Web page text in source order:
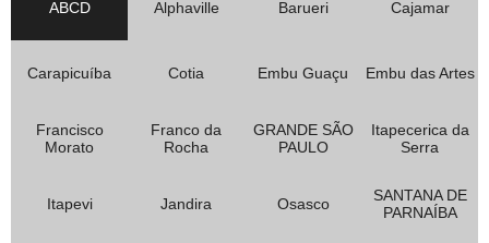
ABCD Alphaville Barueri Cajamar
Carapicuíba Cotia Embu Guaçu Embu das Artes
Francisco
Morato
Franco da
Rocha
GRANDE SÃO
PAULO
Itapecerica da
Serra
Itapevi Jandira Osasco
SANTANA DE
PARNAÍBA